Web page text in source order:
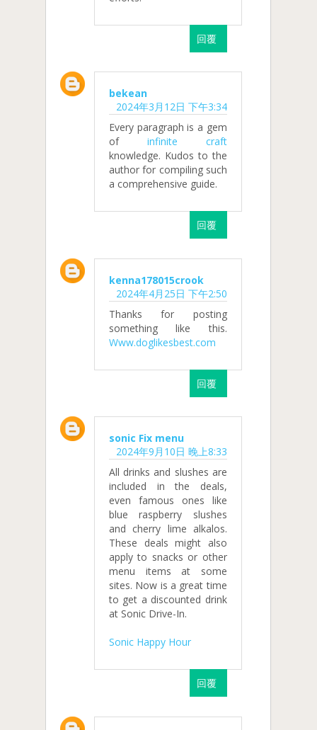
回覆
bekean
2024年3月12日 下午3:34
Every paragraph is a gem
of infinite craft
knowledge. Kudos to the
author for compiling such
a comprehensive guide.
回覆
kenna178015crook
2024年4月25日 下午2:50
Thanks for posting
something like this.
Www.doglikesbest.com
回覆
sonic Fix menu
2024年9月10日 晚上8:33
All drinks and slushes are
included in the deals,
even famous ones like
blue raspberry slushes
and cherry lime alkalos.
These deals might also
apply to snacks or other
menu items at some
sites. Now is a great time
to get a discounted drink
at Sonic Drive-In.
Sonic Happy Hour
回覆